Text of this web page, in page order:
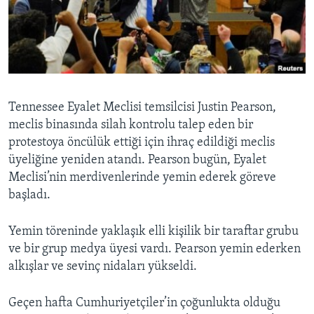
HAYATTAN
SANAT
BIZI TAKIP EDIN
Diller
Tennessee Eyalet Meclisi temsilcisi Justin Pearson,
meclis binasında silah kontrolu talep eden bir
protestoya öncülük ettiği için ihraç edildiği meclis
üyeliğine yeniden atandı. Pearson bugün, Eyalet
Meclisi’nin merdivenlerinde yemin ederek göreve
başladı.
Yemin töreninde yaklaşık elli kişilik bir taraftar grubu
ve bir grup medya üyesi vardı. Pearson yemin ederken
alkışlar ve sevinç nidaları yükseldi.
Geçen hafta Cumhuriyetçiler’in çoğunlukta olduğu